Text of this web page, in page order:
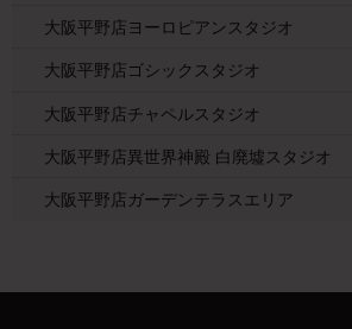
大阪平野店ヨーロピアンスタジオ
大阪平野店ゴシックスタジオ
大阪平野店チャペルスタジオ
大阪平野店異世界神殿 白廃墟スタジオ
大阪平野店ガーデンテラスエリア